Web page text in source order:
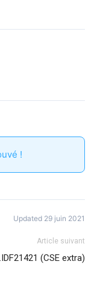
!
Updated 29 juin 2021
Article suivant
(CSE extra)